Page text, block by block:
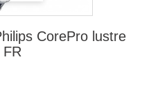
CorePro lustre